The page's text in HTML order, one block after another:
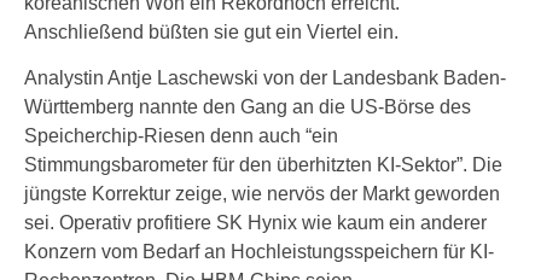
Anschließend büßten sie gut ein Viertel ein.
Analystin Antje Laschewski von der Landesbank Baden-
Württemberg nannte den Gang an die US-Börse des
Speicherchip-Riesen denn auch “ein
Stimmungsbarometer für den überhitzten KI-Sektor”. Die
jüngste Korrektur zeige, wie nervös der Markt geworden
sei. Operativ profitiere SK Hynix wie kaum ein anderer
Konzern vom Bedarf an Hochleistungsspeichern für KI-